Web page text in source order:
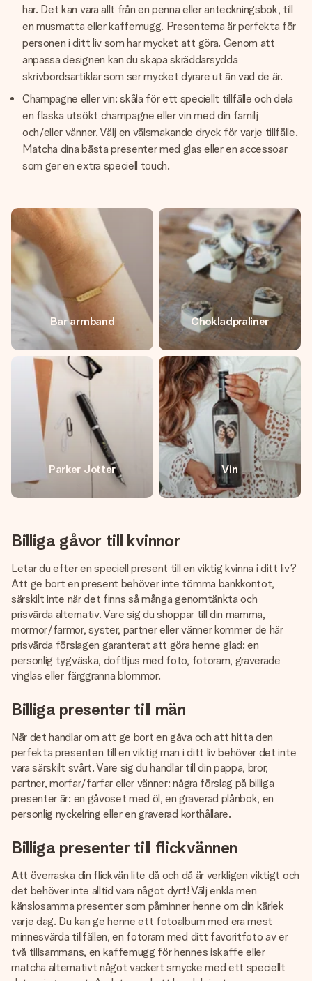
har. Det kan vara allt från en penna eller anteckningsbok, till
en musmatta eller kaffemugg. Presenterna är perfekta för
personen i ditt liv som har mycket att göra. Genom att
anpassa designen kan du skapa skräddarsydda
skrivbordsartiklar som ser mycket dyrare ut än vad de är.
Champagne eller vin: skåla för ett speciellt tillfälle och dela
en flaska utsökt champagne eller vin med din familj
och/eller vänner. Välj en välsmakande dryck för varje tillfälle.
Matcha dina bästa presenter med glas eller en accessoar
som ger en extra speciell touch.
Bar armband Chokladpraliner
Parker Jotter Vin
Billiga gåvor till kvinnor
Letar du efter en speciell present till en viktig kvinna i ditt liv?
Att ge bort en present behöver inte tömma bankkontot,
särskilt inte när det finns så många genomtänkta och
prisvärda alternativ. Vare sig du shoppar till din mamma,
mormor/farmor, syster, partner eller vänner kommer de här
prisvärda förslagen garanterat att göra henne glad: en
personlig tygväska, doftljus med foto, fotoram, graverade
vinglas eller färggranna blommor.
Billiga presenter till män
När det handlar om att ge bort en gåva och att hitta den
perfekta presenten till en viktig man i ditt liv behöver det inte
vara särskilt svårt. Vare sig du handlar till din pappa, bror,
partner, morfar/farfar eller vänner: några förslag på billiga
presenter är: en gåvoset med öl, en graverad plånbok, en
personlig nyckelring eller en graverad korthållare.
Billiga presenter till flickvännen
Att överraska din flickvän lite då och då är verkligen viktigt och
det behöver inte alltid vara något dyrt! Välj enkla men
känslosamma presenter som påminner henne om din kärlek
varje dag. Du kan ge henne ett fotoalbum med era mest
minnesvärda tillfällen, en fotoram med ditt favoritfoto av er
två tillsammans, en kaffemugg för hennes iskaffe eller
matcha alternativt något vackert smycke med ett speciellt